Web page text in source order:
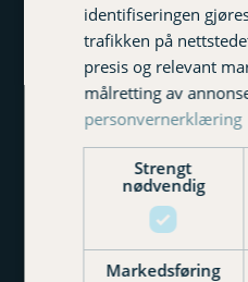
Påmelding nyhetsbrev
Varig Orkla Forsikring
identifiseringen
trafikken på
presis og relevant
målretting av
personvernerklæring
Strengt
nødvendig
Markedsføring